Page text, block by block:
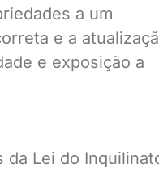
a um
e a
e exposição a
Lei do